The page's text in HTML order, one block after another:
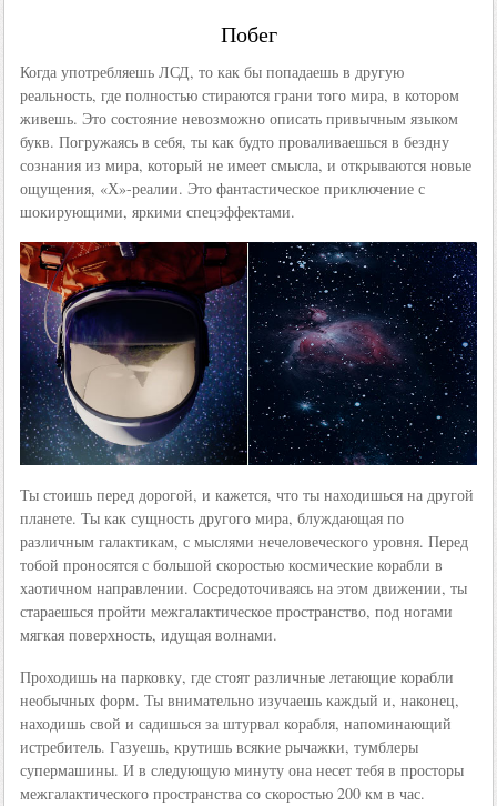
Побег
Когда употребляешь ЛСД, то как бы попадаешь в другую
реальность, где полностью стираются грани того мира, в котором
живешь. Это состояние невозможно описать привычным языком
букв. Погружаясь в себя, ты как будто проваливаешься в бездну
сознания из мира, который не имеет смысла, и открываются новые
ощущения, «Х»-реалии. Это фантастическое приключение с
шокирующими, яркими спецэффектами.
Ты стоишь перед дорогой, и кажется, что ты находишься на другой
планете. Ты как сущность другого мира, блуждающая по
различным галактикам, с мыслями нечеловеческого уровня. Перед
тобой проносятся с большой скоростью космические корабли в
хаотичном направлении. Сосредоточиваясь на этом движении, ты
стараешься пройти межгалактическое пространство, под ногами
мягкая поверхность, идущая волнами.
Проходишь на парковку, где стоят различные летающие корабли
необычных форм. Ты внимательно изучаешь каждый и, наконец,
находишь свой и садишься за штурвал корабля, напоминающий
истребитель. Газуешь, крутишь всякие рычажки, тумблеры
супермашины. И в следующую минуту она несет тебя в просторы
межгалактического пространства со скоростью 200 км в час.